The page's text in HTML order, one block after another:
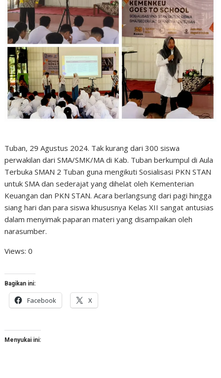
Tuban, 29 Agustus 2024. Tak kurang dari 300 siswa
perwakilan dari SMA/SMK/MA di Kab. Tuban berkumpul di Aula
Terbuka SMAN 2 Tuban guna mengikuti Sosialisasi PKN STAN
untuk SMA dan sederajat yang dihelat oleh Kementerian
Keuangan dan PKN STAN. Acara berlangsung dari pagi hingga
siang hari dan para siswa khususnya Kelas XII sangat antusias
dalam menyimak paparan materi yang disampaikan oleh
narasumber.
Views: 0
Bagikan ini:
Facebook X
Menyukai ini: